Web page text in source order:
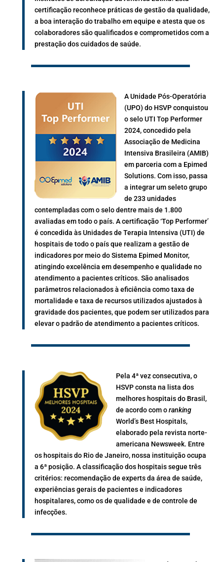
certificação reconhece práticas de gestão da qualidade,
a boa interação do trabalho em equipe e atesta que os
colaboradores são qualificados e comprometidos com a
prestação dos cuidados de saúde.
A Unidade Pós-Operatória
(UPO) do HSVP conquistou
o selo UTI Top Performer
2024, concedido pela
Associação de Medicina
Intensiva Brasileira (AMIB)
em parceria com a Epimed
Solutions. Com isso, passa
a integrar um seleto grupo
de 233 unidades
contempladas com o selo dentre mais de 1.800
avaliadas em todo o país. A certificação ‘Top Performer’
é concedida às Unidades de Terapia Intensiva (UTI) de
hospitais de todo o país que realizam a gestão de
indicadores por meio do Sistema Epimed Monitor,
atingindo excelência em desempenho e qualidade no
atendimento a pacientes críticos. São analisados
parâmetros relacionados à eficiência como taxa de
mortalidade e taxa de recursos utilizados ajustados à
gravidade dos pacientes, que podem ser utilizados para
elevar o padrão de atendimento a pacientes críticos.
Pela 4ª vez consecutiva, o
HSVP consta na lista dos
melhores hospitais do Brasil,
de acordo com oranking
World’s Best Hospitals,
elaborado pela revista norte-
americana Newsweek. Entre
os hospitais do Rio de Janeiro, nossa instituição ocupa
a 6ª posição. A classificação dos hospitais segue três
critérios: recomendação de experts da área de saúde,
experiências gerais de pacientes e indicadores
hospitalares, como os de qualidade e de controle de
infecções.